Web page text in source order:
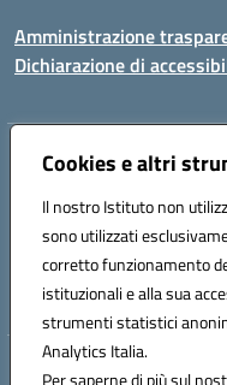
Cookies e altri
Il nostro Istituto non
sono utilizzati
corretto funzionamento
istituzionali e alla sua
strumenti statistici
Analytics Italia.
Per saperne di più sul
Amministrazione
Dichiarazione di
Indirizzo:Via Felice
Posta elettronica certificata
Codice fiscale: 82005110653
Codice meccanografico:
Hosting &